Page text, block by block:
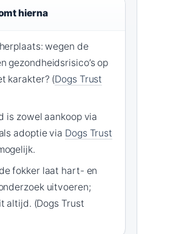
hierna
wegen de
gezondheidsrisico’s op
karakter? (Dogs Trust
is zowel aankoop via
adoptie via Dogs Trust
fokker laat hart- en
uitvoeren;
altijd. (Dogs Trust